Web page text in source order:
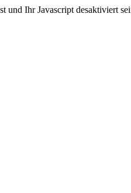
und Ihr Javascript desaktiviert